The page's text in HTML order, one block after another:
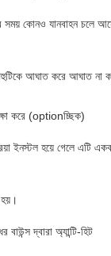
সময় কোনও যানবাহন চলে
আঘাত করে আঘাত না
করে (optionচ্ছিক)
ইনস্টল হয়ে গেলে এটি
হয়।
দ্বারা অ্যান্টি-হিট